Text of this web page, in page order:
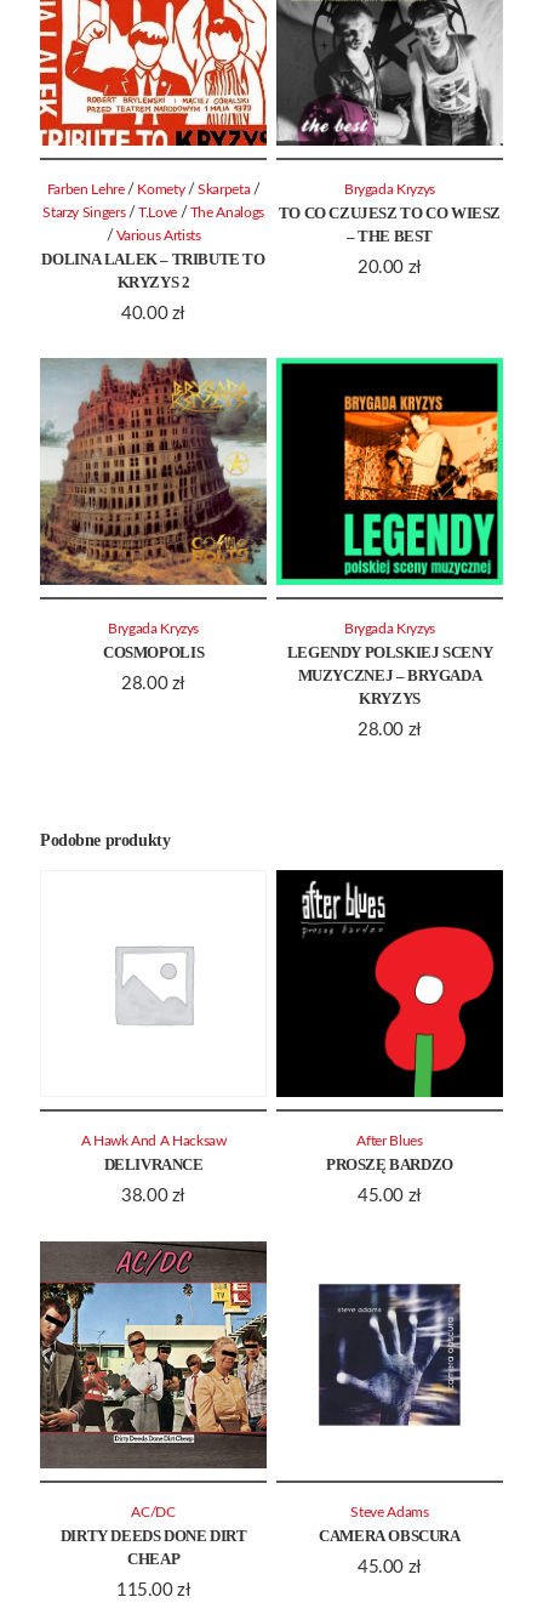
DOLINA LALEK – TRIBUTE TO
KRYZYS 2
40.00 zł
Farben Lehre / Komety /Skarpeta /
Starzy Singers /T.Love / The Analogs
/ Various Artists
TO CO CZUJESZ TO CO WIESZ
– THE BEST
20.00 zł
Brygada Kryzys
COSMOPOLIS
28.00 zł
Brygada Kryzys
LEGENDY POLSKIEJ SCENY
MUZYCZNEJ – BRYGADA
KRYZYS
28.00 zł
Brygada Kryzys
Podobne produkty
DELIVRANCE
38.00 zł
A Hawk And A Hacksaw
PROSZĘ BARDZO
45.00 zł
After Blues
DIRTY DEEDS DONE DIRT
CHEAP
115.00 zł
AC/DC
CAMERA OBSCURA
45.00 zł
Steve Adams